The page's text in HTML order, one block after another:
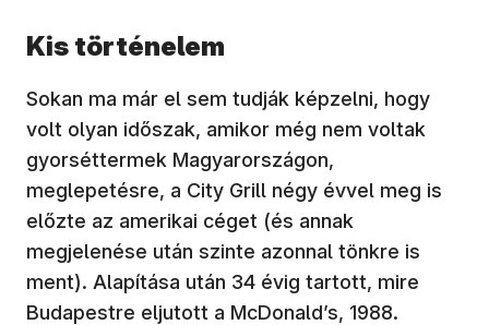
Kis történelem
Sokan ma már el sem tudják képzelni, hogy
volt olyan időszak, amikor még nem voltak
gyorséttermek Magyarországon,
meglepetésre, a City Grill négy évvel meg is
előzte az amerikai céget (és annak
megjelenése után szinte azonnal tönkre is
ment). Alapítása után 34 évig tartott, mire
Budapestre eljutott a McDonald’s, 1988.